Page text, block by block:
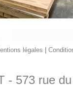
légales
- 573 rue